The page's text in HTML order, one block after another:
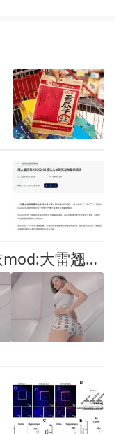
《生化9》格蕾丝性感睡衣mod:大雷翘臀 还有湿身效果